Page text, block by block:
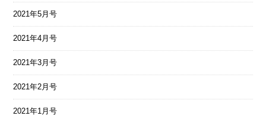
2021年5月号
2021年4月号
2021年3月号
2021年2月号
2021年1月号